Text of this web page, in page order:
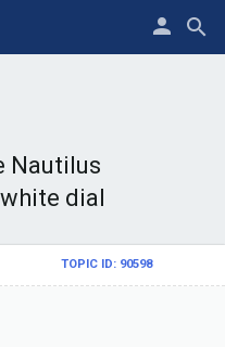
Nautilus
dial
TOPIC ID: 90598